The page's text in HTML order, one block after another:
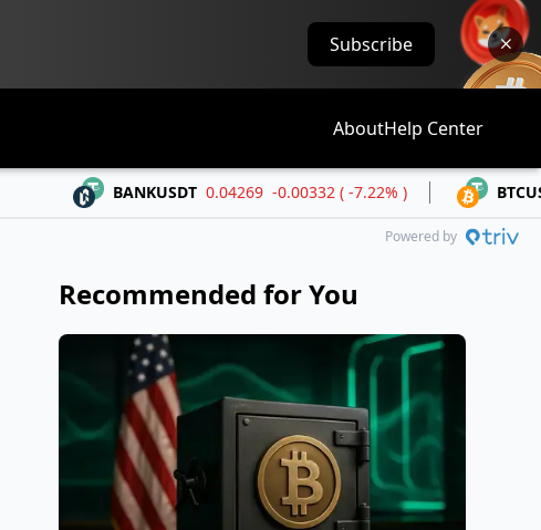
Subscribe
AboutHelp Center
BANKUSDT 0.04269 -0.00332 ( -7.22% ) BTCUSDT
Powered by
Recommended for You